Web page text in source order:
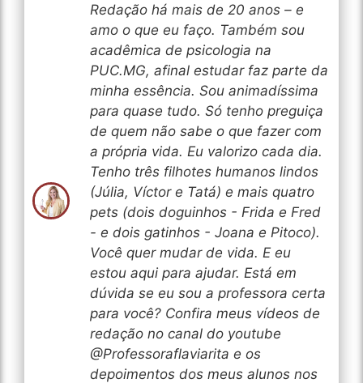
Redação há mais de 20 anos – e
amo o que eu faço. Também sou
acadêmica de psicologia na
PUC.MG, afinal estudar faz parte da
minha essência. Sou animadíssima
para quase tudo. Só tenho preguiça
de quem não sabe o que fazer com
a própria vida. Eu valorizo cada dia.
Tenho três filhotes humanos lindos
(Júlia, Víctor e Tatá) e mais quatro
pets (dois doguinhos - Frida e Fred
- e dois gatinhos - Joana e Pitoco).
Você quer mudar de vida. E eu
estou aqui para ajudar. Está em
dúvida se eu sou a professora certa
para você? Confira meus vídeos de
redação no canal do youtube
@Professoraflaviarita e os
depoimentos dos meus alunos nos